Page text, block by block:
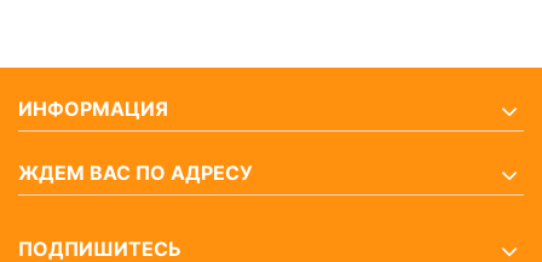
ИНФОРМАЦИЯ
ЖДЕМ ВАС ПО АДРЕСУ
ПОДПИШИТЕСЬ